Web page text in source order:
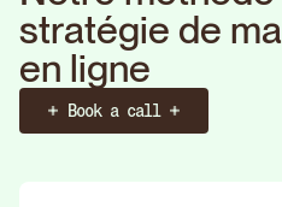
stratégie de ma
en ligne
Book a call